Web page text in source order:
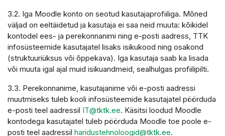
3.2. Iga Moodle konto on seotud kasutajaprofiiliga. Mõned
väljad on eeltäidetud ja kasutaja ei saa neid muuta: kõikidel
kontodel ees- ja perekonnanimi ning e-posti aadress, TTK
infosüsteemide kasutajatel lisaks isikukood ning osakond
(struktuuriüksus või õppekava). Iga kasutaja saab ka lisada
või muuta igal ajal muid isikuandmeid, sealhulgas profiilipilti.
3.3. Perekonnanime, kasutajanime või e-posti aadressi
muutmiseks tuleb kooli infosüsteemide kasutajatel pöörduda
e-posti teel aadressil IT@tktk.ee. Käsitsi loodud Moodle
kontodega kasutajatel tuleb pöörduda Moodle toe poole e-
posti teel aadressil haridustehnoloogid@tktk.ee.